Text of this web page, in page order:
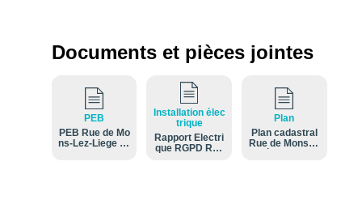
Documents et pièces jointes
PEB
PEB Rue de Mo
ns-Lez-Liege 14
Installation élec
trique
Rapport Électri
que RGPD Rue
Plan
Plan cadastral
Rue de Mons-le